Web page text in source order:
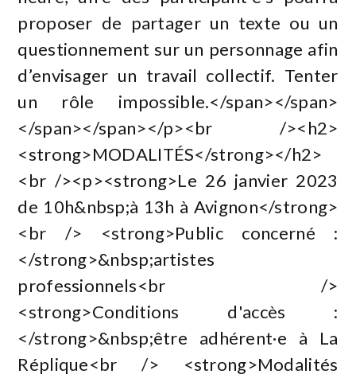
proposer de partager un texte ou un
questionnement sur un personnage afin
d’envisager un travail collectif. Tenter
un rôle impossible.</span></span>
</span></span></p><br /><h2>
<strong>MODALITÉS</strong></h2>
<br /><p><strong>Le 26 janvier 2023
de 10h&nbsp;à 13h à Avignon</strong>
<br /> <strong>Public concerné :
</strong>&nbsp;artistes
professionnels<br />
<strong>Conditions d'accès :
</strong>&nbsp;être adhérent·e à La
Réplique<br /> <strong>Modalités